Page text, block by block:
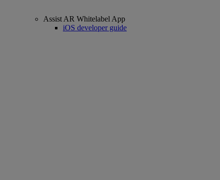
Assist AR Whitelabel App
iOS developer guide